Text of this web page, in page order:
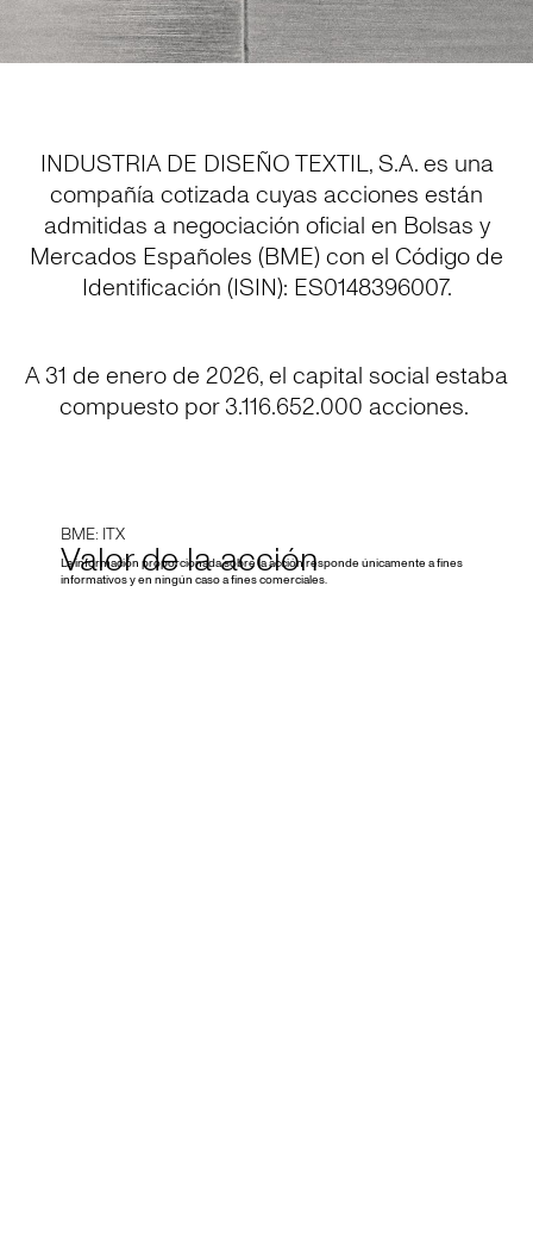
INDUSTRIA DE DISEÑO TEXTIL, S.A. es una
compañía cotizada cuyas acciones están
admitidas a negociación oficial en Bolsas y
Mercados Españoles (BME) con el Código de
Identificación (ISIN): ES0148396007.
A 31 de enero de 2026, el capital social estaba
compuesto por 3.116.652.000 acciones.